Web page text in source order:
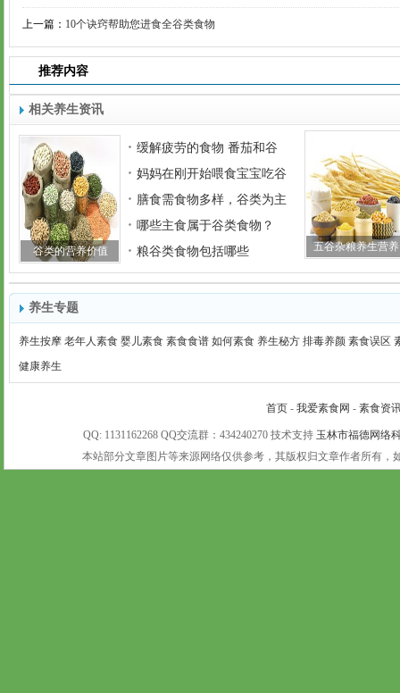
上一篇： 10个诀窍帮助您进食全谷类食物
推荐内容
相关养生资讯
谷类的营养价值
缓解疲劳的食物 番茄和谷
妈妈在刚开始喂食宝宝吃谷
膳食需食物多样，谷类为主
哪些主食属于谷类食物？
粮谷类食物包括哪些
五谷杂粮养生营养
养生专题
养生按摩 老年人素食 婴儿素食 素食食谱 如何素食 养生秘方 排毒养颜 素食误区
健康养生
首页 - 我爱素食网 - 素食资
QQ: 1131162268 QQ交流群：434240270 技术支持 玉林市福德网络
本站部分文章图片等来源网络仅供参考，其版权归文章作者所有，